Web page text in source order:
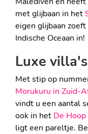
met glijbaan in het
eigen glijbaan
Indische Oceaan in!
Luxe
Met stip op
Morukuru in Zuid-
vindt u een aantal
ook in het De
ligt een pareltje.